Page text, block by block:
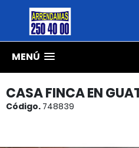
MENÚ
CASA FINCA EN
Código. 748839